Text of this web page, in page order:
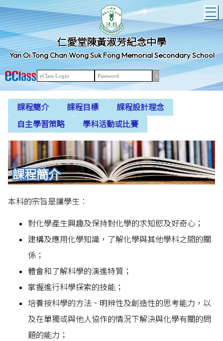
仁愛堂陳黃淑芳紀念中學
Yan Oi Tong Chan Wong Suk Fong Memorial Secondary School
課程簡介 課程目標
課程設計理念
自主學習策略
學科活動或比賽
課程簡介
本科的宗旨是讓學生︰
對化學產生興趣及保持對化學的求知慾及好奇心；
建構及應用化學知識，了解化學與其他學科之間的關
係；
體會和了解科學的演進特質；
掌握進行科學探索的技能；
培養按科學的方法、明辨性及創造性的思考能力，以
及在單獨或與他人協作的情況下解決與化學有關的問
題的能力；